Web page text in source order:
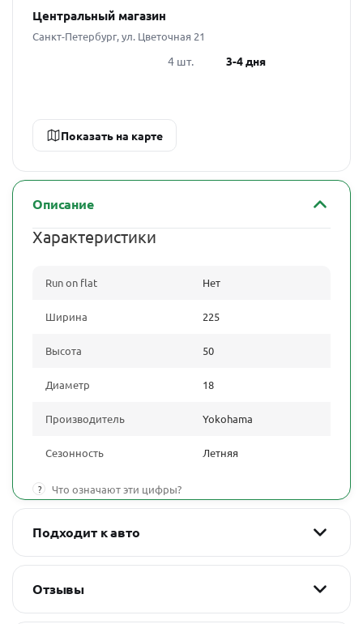
Центральный магазин
Санкт-Петербург, ул. Цветочная 21
4 шт. 3-4 дня
Показать на карте
Описание
Характеристики
Run on flat Нет
Ширина 225
Высота 50
Диаметр 18
Производитель Yokohama
Сезонность Летняя
? Что означают эти цифры?
Подходит к авто
Отзывы